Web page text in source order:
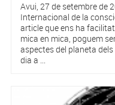
Avui, 27 de setembre de
Internacional de la
article que ens ha
mica en mica, poguem
aspectes del planeta
dia a ...